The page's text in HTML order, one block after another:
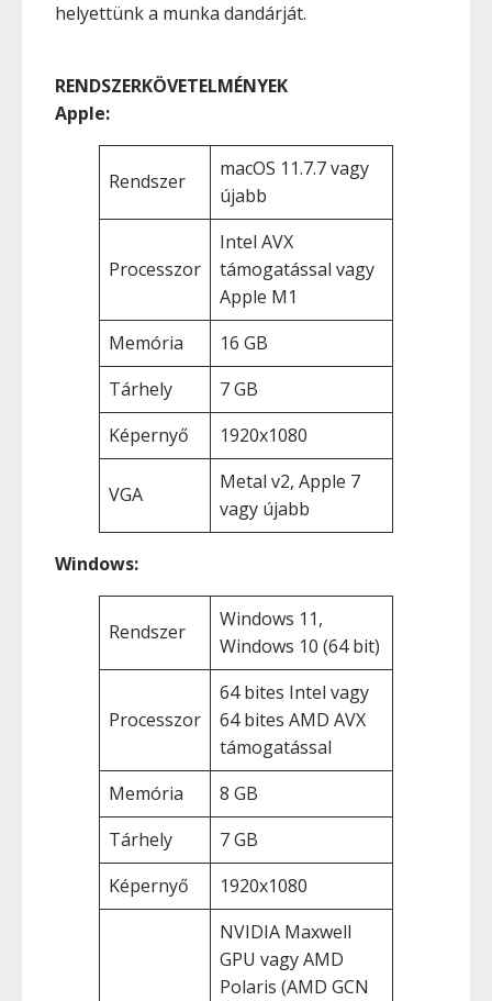
helyettünk a munka dandárját.
RENDSZERKÖVETELMÉNYEK
Apple:
Rendszer
macOS 11.7.7 vagy
újabb
Processzor
Intel AVX
támogatással vagy
Apple M1
Memória
16 GB
Tárhely
7 GB
Képernyő
1920x1080
VGA
Metal v2, Apple 7
vagy újabb
Windows:
Rendszer
Windows 11,
Windows 10 (64 bit)
Processzor
64 bites Intel vagy
64 bites AMD AVX
támogatással
Memória
8 GB
Tárhely
7 GB
Képernyő
1920x1080
NVIDIA Maxwell
GPU vagy AMD
Polaris (AMD GCN